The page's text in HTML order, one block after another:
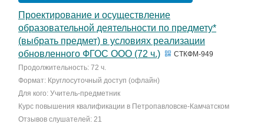
Проектирование и осуществление
образовательной деятельности по предмету*
(выбрать предмет) в условиях реализации
обновленного ФГОС ООО (72 ч.)
СТКФМ-949
Продолжительность: 72 ч.
Формат: Круглосуточный доступ (офлайн)
Для кого: Учитель-предметник
Курс повышения квалификации в Петропавловске-Камчатском
Отзывов слушателей: 21